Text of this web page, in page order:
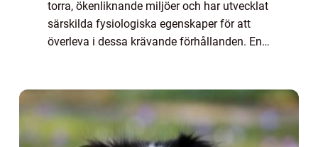
torra, ökenliknande miljöer och har utvecklat
särskilda fysiologiska egenskaper för att
överleva i dessa krävande förhållanden. En